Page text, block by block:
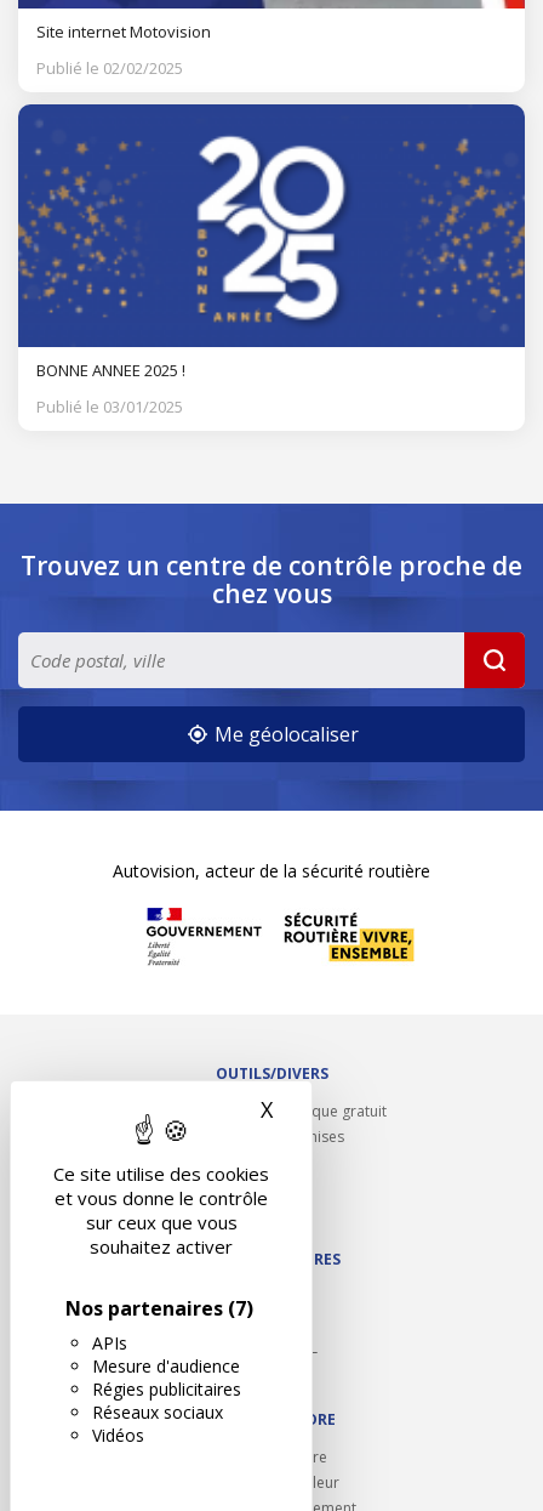
Ce site utilise des cookies
et vous donne le contrôle
sur ceux que vous
souhaitez activer
Nos partenaires (7)
APIs
Mesure d'audience
Régies publicitaires
Réseaux sociaux
Vidéos
X Masquer le bandeau des
Site internet Motovision
Publié le 02/02/2025
BONNE ANNEE 2025 !
Publié le 03/01/2025
Trouvez un centre de contrôle proche de
chez vous
Me géolocaliser
Autovision, acteur de la sécurité routière
OUTILS/DIVERS
Rappel contrôle technique gratuit
Partenariats/Remises
Contact
NOS PARTENAIRES
Autodidact
Karoil
Autovision PL
Motovision
NOUS REJOINDRE
Ouvrir un centre
Devenez contrôleur